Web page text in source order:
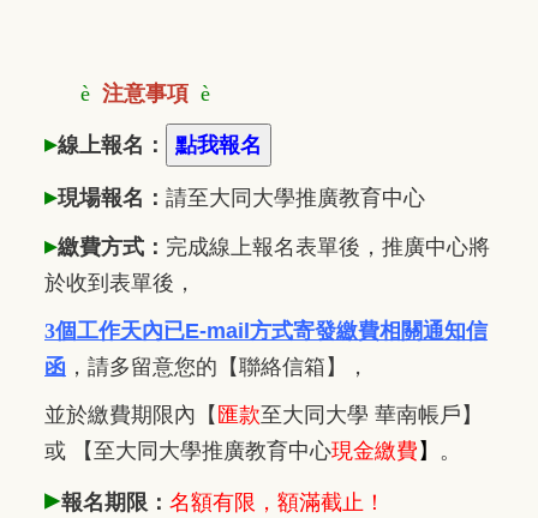
è 注意事項 è
▸線上報名：
▸現場報名： 請至大同大學推廣教育中心
▸繳費方式： 完成線上報名表單後，推廣中心將
於收到表單後，
3個工作天內已E-mail方式寄發繳費相關通知信
函 ， 請多留意您的【聯絡信箱】，
並於繳費期限內 【 匯款至大同大學 華南帳戶】
或 【至大同大學推廣教育中心現金繳費 】 。
▸報名期限： 名額有限，額滿截止！